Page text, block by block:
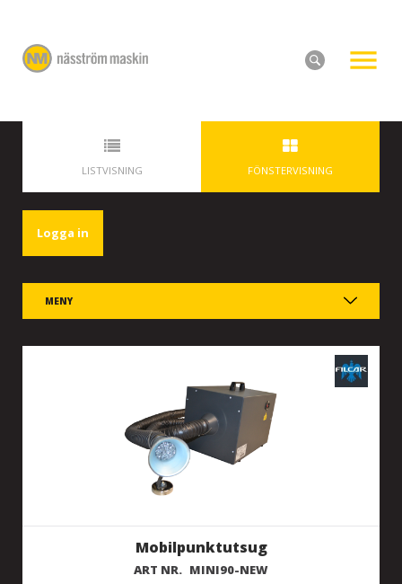
LISTVISNING FÖNSTERVISNING
Logga in
MENY
Mobilpunktutsug
ART NR. MINI90-NEW